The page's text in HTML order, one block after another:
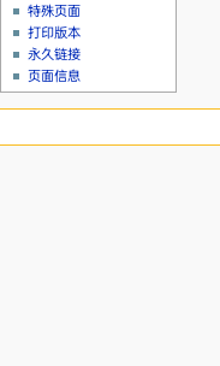
特殊页面
打印版本
永久链接
页面信息